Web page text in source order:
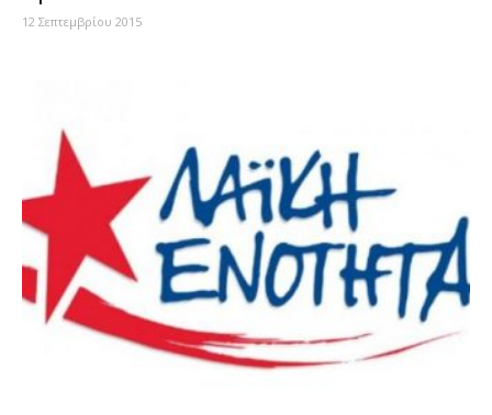
12 Σεπτεμβρίου 2015